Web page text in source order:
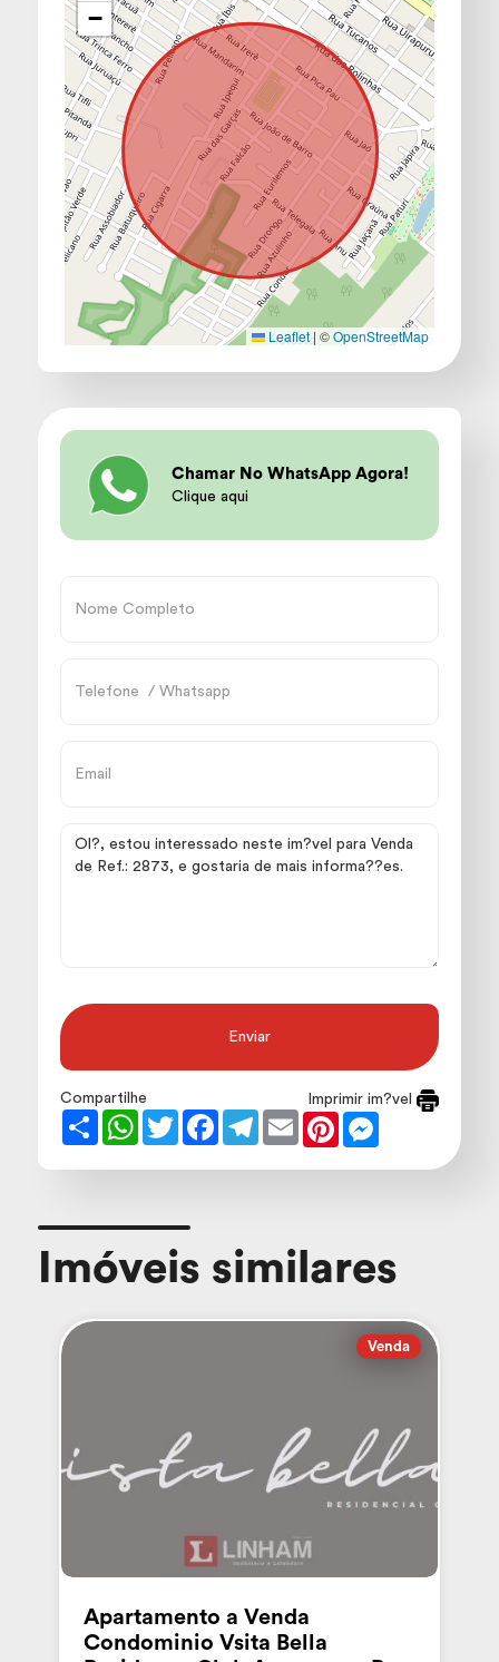
−
Leaflet | ©OpenStreetMap
Chamar No WhatsApp Agora!
Clique aqui
Enviar
Imprimir im?vel
Compartilhe
Share
WhatsApp
TwitterFacebookTelegram
Email PinterestMessenger
Imóveis similares
Venda
Apartamento a Venda
Condominio Vsita Bella